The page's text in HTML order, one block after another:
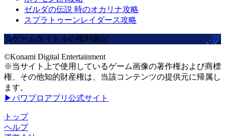
ゼルダの伝説 時のオカリナ攻略
スプラトゥーンレイダース攻略
当ゲームタイトルの権利表記
©Konami Digital Entertainment
※当サイト上で使用しているゲーム画像の著作権および商標
権、その他知的財産権は、当該コンテンツの提供元に帰属し
ます。
▶パワプロアプリ公式サイト
トップ
ヘルプ